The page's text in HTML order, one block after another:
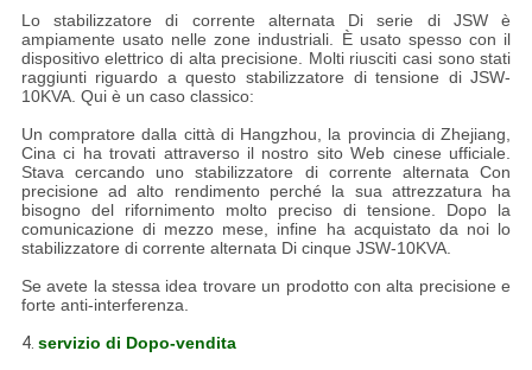
Lo stabilizzatore di corrente alternata Di serie di JSW è
ampiamente usato nelle zone industriali. È usato spesso con il
dispositivo elettrico di alta precisione. Molti riusciti casi sono stati
raggiunti riguardo a questo stabilizzatore di tensione di JSW-
10KVA. Qui è un caso classico:
Un compratore dalla città di Hangzhou, la provincia di Zhejiang,
Cina ci ha trovati attraverso il nostro sito Web cinese ufficiale.
Stava cercando uno stabilizzatore di corrente alternata Con
precisione ad alto rendimento perché la sua attrezzatura ha
bisogno del rifornimento molto preciso di tensione. Dopo la
comunicazione di mezzo mese, infine ha acquistato da noi lo
stabilizzatore di corrente alternata Di cinque JSW-10KVA.
Se avete la stessa idea trovare un prodotto con alta precisione e
forte anti-interferenza.
4. servizio di Dopo-vendita